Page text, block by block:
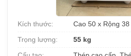
Kích thước:
Cao 50 x Rộng
Trọng lượng:
55 kg